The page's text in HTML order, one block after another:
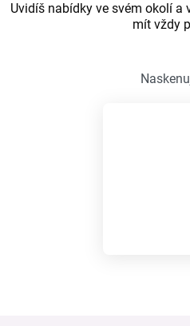
Uvidíš nabídky ve svém okolí a
mít vždy